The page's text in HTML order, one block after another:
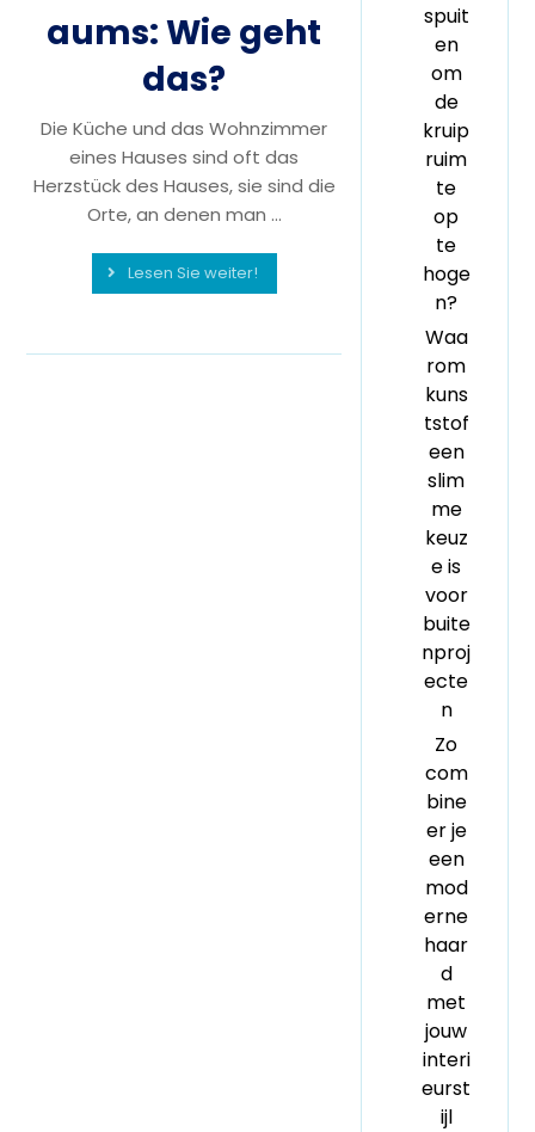
aums: Wie geht
das?
Die Küche und das Wohnzimmer
eines Hauses sind oft das
Herzstück des Hauses, sie sind die
Orte, an denen man ...
Lesen Sie weiter!
spuit
en
om
de
kruip
ruim
te
op
te
hoge
n?
Waa
rom
kuns
tstof
een
slim
me
keuz
e is
voor
buite
nproj
ecte
n
Zo
com
bine
er je
een
mod
erne
haar
d
met
jouw
interi
eurst
ijl